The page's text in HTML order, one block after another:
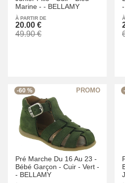
Marine - - BELLAMY
À PARTIR DE
20.00 €
49.90 €
-
-60 %
Pré Marche Du 16 Au 23 -
Bébé Garçon - Cuir - Vert -
- BELLAMY